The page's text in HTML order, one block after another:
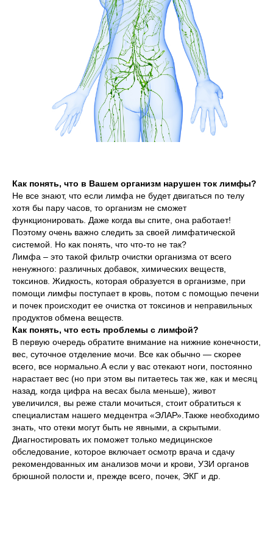
Как понять, что в Вашем организм нарушен ток лимфы?
Не все знают, что если лимфа не будет двигаться по телу
хотя бы пару часов, то организм не сможет
функционировать. Даже когда вы спите, она работает!
Поэтому очень важно следить за своей лимфатической
системой. Но как понять, что что-то не так?
Лимфа – это такой фильтр очистки организма от всего
ненужного: различных добавок, химических веществ,
токсинов. Жидкость, которая образуется в организме, при
помощи лимфы поступает в кровь, потом с помощью печени
и почек происходит ее очистка от токсинов и неправильных
продуктов обмена веществ.
Как понять, что есть проблемы с лимфой?
В первую очередь обратите внимание на нижние конечности,
вес, суточное отделение мочи. Все как обычно — скорее
всего, все нормально.А если у вас отекают ноги, постоянно
нарастает вес (но при этом вы питаетесь так же, как и месяц
назад, когда цифра на весах была меньше), живот
увеличился, вы реже стали мочиться, стоит обратиться к
специалистам нашего медцентра «ЭЛАР».Также необходимо
знать, что отеки могут быть не явными, а скрытыми.
Диагностировать их поможет только медицинское
обследование, которое включает осмотр врача и сдачу
рекомендованных им анализов мочи и крови, УЗИ органов
брюшной полости и, прежде всего, почек, ЭКГ и др.